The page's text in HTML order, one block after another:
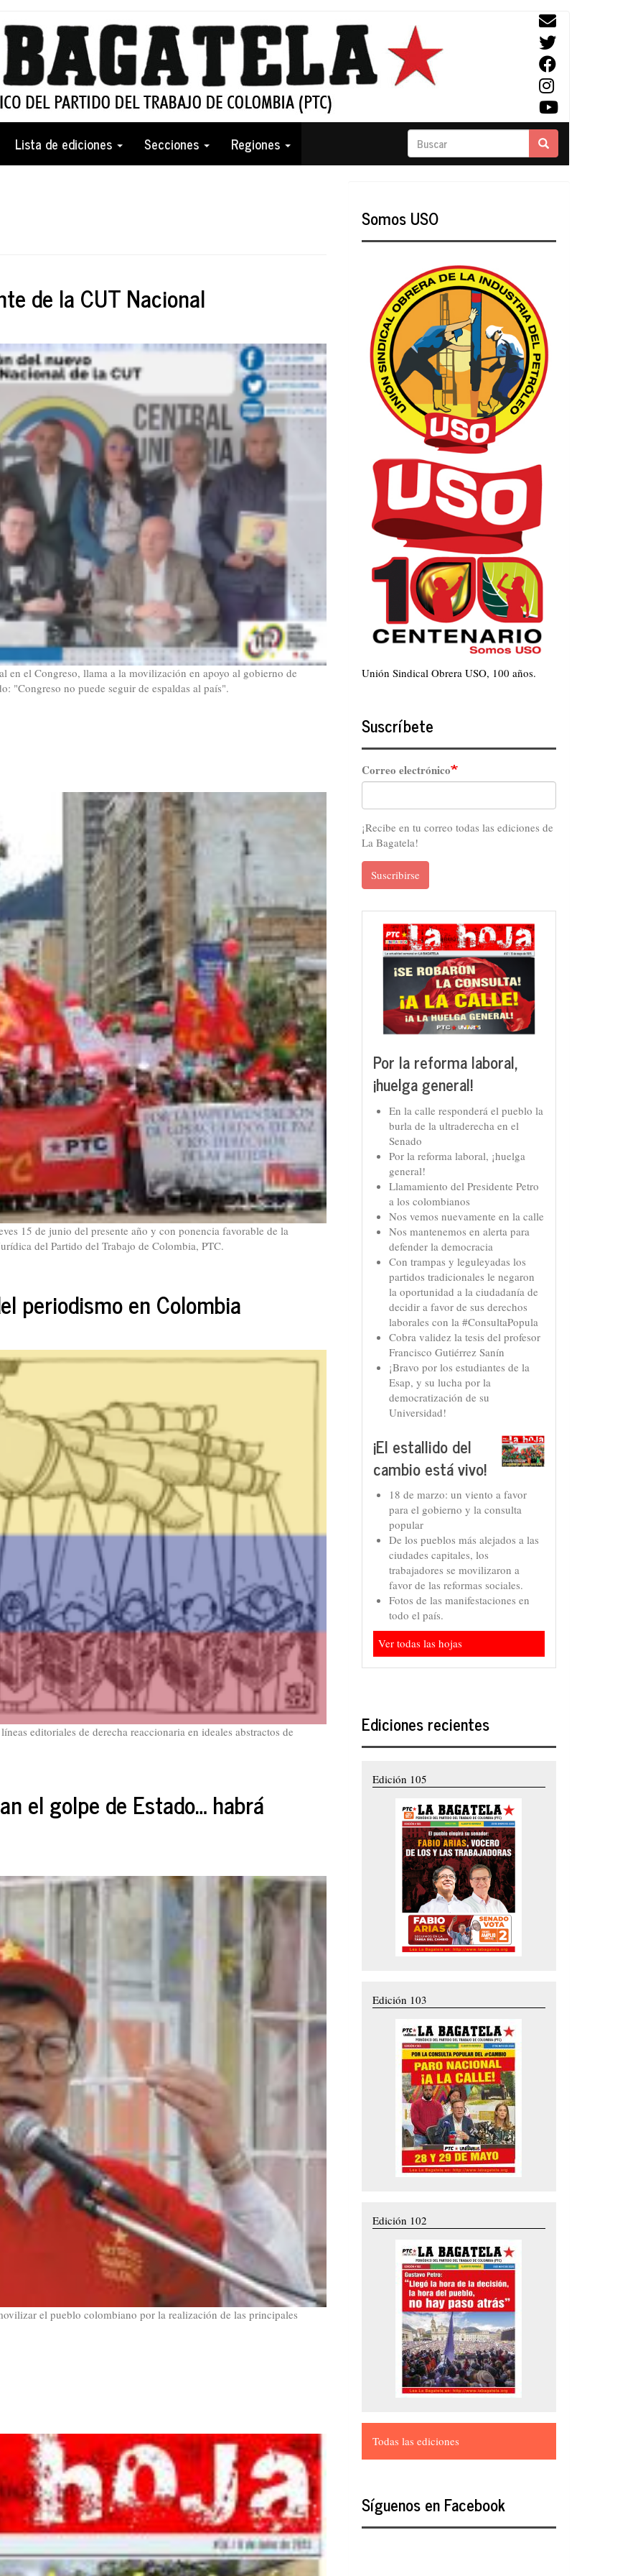
Lista de ediciones Secciones Regiones Buscar Buscar
de la CUT Nacional
en el Congreso, llama a la movilización en apoyo al gobierno de
"Congreso no puede seguir de espaldas al país".
15 de junio del presente año y con ponencia favorable de la
del Partido del Trabajo de Colombia, PTC.
periodismo en Colombia
editoriales de derecha reaccionaria en ideales abstractos de
el golpe de Estado… habrá
el pueblo colombiano por la realización de las principales
Somos USO
Unión Sindical Obrera USO, 100 años.
Suscríbete
Correo electrónico
¡Recibe en tu correo todas las ediciones de
La Bagatela!
Suscribirse
Por la reforma laboral,
¡huelga general!
En la calle responderá el pueblo la
burla de la ultraderecha en el
Senado
Por la reforma laboral, ¡huelga
general!
Llamamiento del Presidente Petro
a los colombianos
Nos vemos nuevamente en la calle
Nos mantenemos en alerta para
defender la democracia
Con trampas y leguleyadas los
partidos tradicionales le negaron
la oportunidad a la ciudadanía de
decidir a favor de sus derechos
laborales con la #ConsultaPopula
Cobra validez la tesis del profesor
Francisco Gutiérrez Sanín
¡Bravo por los estudiantes de la
Esap, y su lucha por la
democratización de su
Universidad!
¡El estallido del
cambio está vivo!
18 de marzo: un viento a favor
para el gobierno y la consulta
popular
De los pueblos más alejados a las
ciudades capitales, los
trabajadores se movilizaron a
favor de las reformas sociales.
Fotos de las manifestaciones en
todo el país.
Ver todas las hojas
Ediciones recientes
Edición 105
Edición 103
Edición 102
Todas las ediciones
Síguenos en Facebook